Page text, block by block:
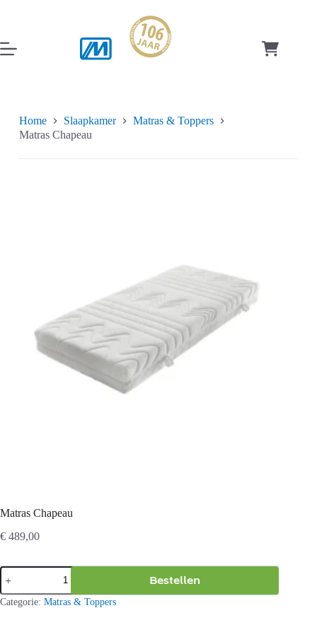
inhoud
Home Slaapkamer
Matras & Toppers
Matras Chapeau
Matras Chapeau
€ 489,00
Matras
Chapeau
aantal
Bestellen
Categorie: Matras & Toppers